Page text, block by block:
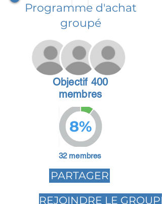
Programme d'achat
groupé
Objectif 400
membres
8%
32 membres
PARTAGER
REJOINDRE LE GROUPE